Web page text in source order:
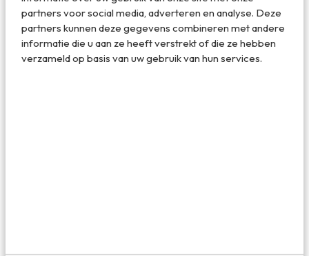
partners voor social media, adverteren en analyse. Deze
partners kunnen deze gegevens combineren met andere
informatie die u aan ze heeft verstrekt of die ze hebben
verzameld op basis van uw gebruik van hun services.